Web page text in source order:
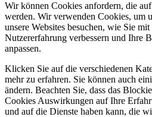
Wir können Cookies anfordern, die
werden. Wir verwenden Cookies, um
unsere Websites besuchen, wie Sie
Nutzererfahrung verbessern und Ihre
anpassen.
Klicken Sie auf die verschiedenen
mehr zu erfahren. Sie können auch
ändern. Beachten Sie, dass das
Cookies Auswirkungen auf Ihre
und auf die Dienste haben kann, die